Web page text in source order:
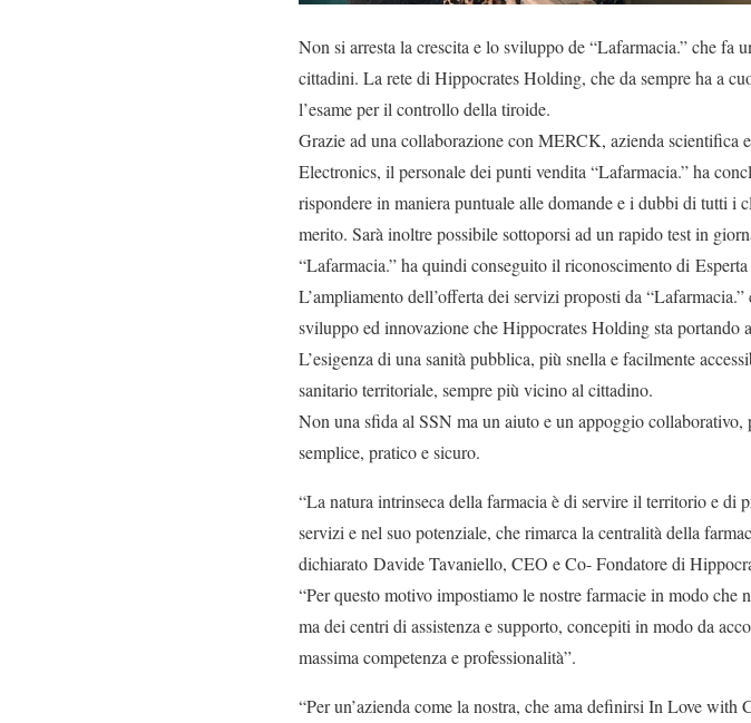
Non si arresta la crescita e lo sviluppo de “Lafarmacia.” che fa
cittadini. La rete di Hippocrates Holding, che da sempre ha a
l’esame per il controllo della tiroide.
Grazie ad una collaborazione con MERCK, azienda scientifica
Electronics, il personale dei punti vendita “Lafarmacia.” ha
rispondere in maniera puntuale alle domande e i dubbi di tutti i
merito. Sarà inoltre possibile sottoporsi ad un rapido test in
“Lafarmacia.” ha quindi conseguito il riconoscimento di
L’ampliamento dell’offerta dei servizi proposti da
sviluppo ed innovazione che Hippocrates Holding sta
L’esigenza di una sanità pubblica, più snella e facilmente
sanitario territoriale, sempre più vicino al cittadino.
Non una sfida al SSN ma un aiuto e un appoggio
semplice, pratico e sicuro.
“La natura intrinseca della farmacia è di servire il territorio e di
servizi e nel suo potenziale, che rimarca la centralità della
dichiarato Davide Tavaniello, CEO e Co- Fondatore di
“Per questo motivo impostiamo le nostre farmacie in modo
ma dei centri di assistenza e supporto, concepiti in modo da
massima competenza e professionalità”.
“Per un’azienda come la nostra, che ama definirsi In Love with